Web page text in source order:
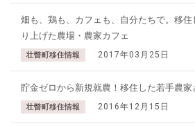
畑も、鶏も、カフェも、自分たちで。移住
り上げた農場・農家カフェ
壮瞥町移住情報 2017年03月25日
貯金ゼロから新規就農！移住した若手農
壮瞥町移住情報 2016年12月15日